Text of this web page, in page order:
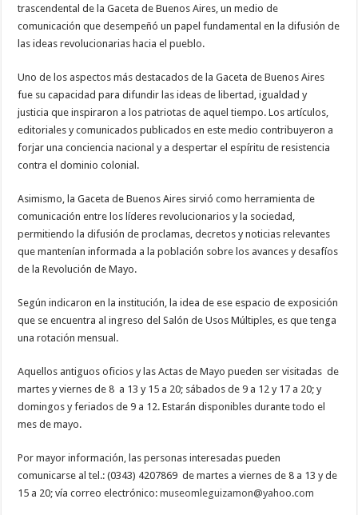
trascendental de la Gaceta de Buenos Aires, un medio de
comunicación que desempeñó un papel fundamental en la difusión de
las ideas revolucionarias hacia el pueblo.
Uno de los aspectos más destacados de la Gaceta de Buenos Aires
fue su capacidad para difundir las ideas de libertad, igualdad y
justicia que inspiraron a los patriotas de aquel tiempo. Los artículos,
editoriales y comunicados publicados en este medio contribuyeron a
forjar una conciencia nacional y a despertar el espíritu de resistencia
contra el dominio colonial.
Asimismo, la Gaceta de Buenos Aires sirvió como herramienta de
comunicación entre los líderes revolucionarios y la sociedad,
permitiendo la difusión de proclamas, decretos y noticias relevantes
que mantenían informada a la población sobre los avances y desafíos
de la Revolución de Mayo.
Según indicaron en la institución, la idea de ese espacio de exposición
que se encuentra al ingreso del Salón de Usos Múltiples, es que tenga
una rotación mensual.
Aquellos antiguos oficios y las Actas de Mayo pueden ser visitadas de
martes y viernes de 8 a 13 y 15 a 20; sábados de 9 a 12 y 17 a 20; y
domingos y feriados de 9 a 12. Estarán disponibles durante todo el
mes de mayo.
Por mayor información, las personas interesadas pueden
comunicarse al tel.: (0343) 4207869 de martes a viernes de 8 a 13 y de
15 a 20; vía correo electrónico:museomleguizamon@yahoo.com